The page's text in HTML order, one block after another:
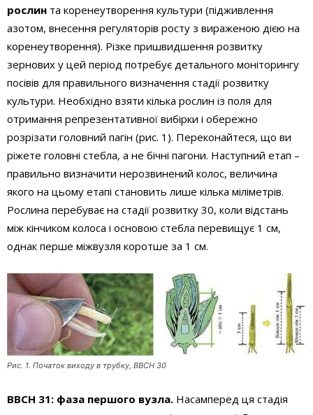
рослин та коренеутворення культури (підживлення
азотом, внесення регуляторів росту з вираженою дією на
коренеутворення). Різке пришвидшення розвитку
зернових у цей період потребує детального моніторингу
посівів для правильного визначення стадії розвитку
культури. Необхідно взяти кілька рослин із поля для
отримання репрезентативної вибірки і обережно
розрізати головний пагін (рис. 1). Переконайтеся, що ви
ріжете головні стебла, а не бічні пагони. Наступний етап –
правильно визначити нерозвинений колос, величина
якого на цьому етапі становить лише кілька міліметрів.
Рослина перебуває на стадії розвитку 30, коли відстань
між кінчиком колоса і основою стебла перевищує 1 см,
однак перше міжвузля коротше за 1 см.
Рис. 1. Початок виходу в трубку, ВВСН 30
BBCH 31: фаза першого вузла. Насамперед ця стадія